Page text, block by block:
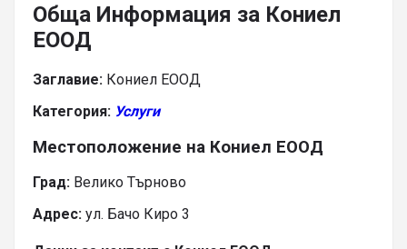
Обща Информация за Кониел
ЕООД
Заглавие: Кониел ЕООД
Категория: Услуги
Местоположение на Кониел ЕООД
Град: Велико Търново
Адрес: ул. Бачо Киро 3